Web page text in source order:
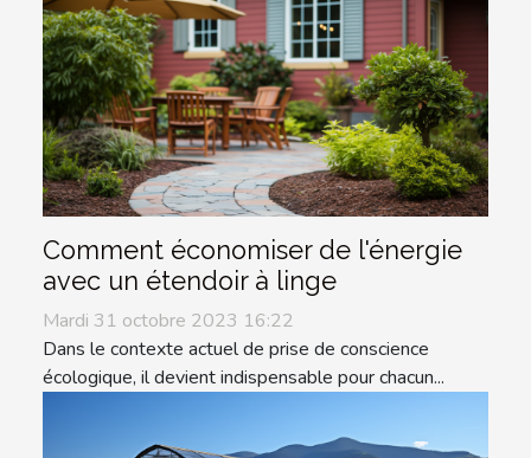
Comment économiser de l'énergie
avec un étendoir à linge
Mardi 31 octobre 2023 16:22
Dans le contexte actuel de prise de conscience
écologique, il devient indispensable pour chacun...